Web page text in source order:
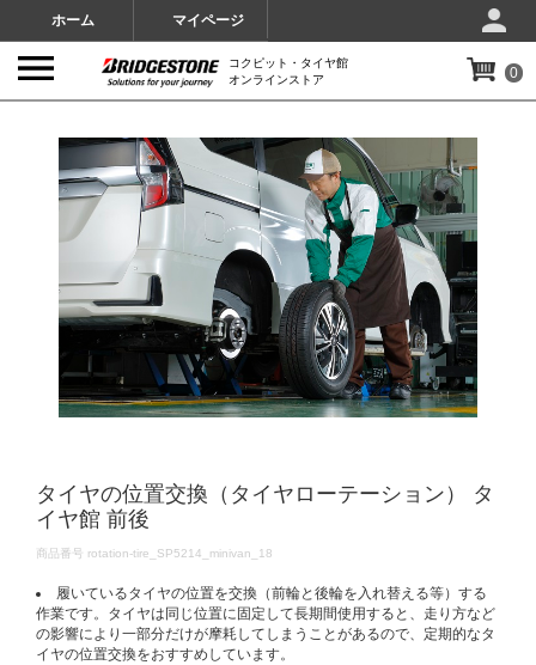
ホーム マイページ
コクピット・タイヤ館
オンラインストア
0
タイヤの位置交換（タイヤローテーション） タ
イヤ館 前後
DETAILS
商品番号 rotation-tire_SP5214_minivan_18
履いているタイヤの位置を交換（前輪と後輪を入れ替える等）する
作業です。タイヤは同じ位置に固定して長期間使用すると、走り方など
の影響により一部分だけが摩耗してしまうことがあるので、定期的なタ
イヤの位置交換をおすすめしています。